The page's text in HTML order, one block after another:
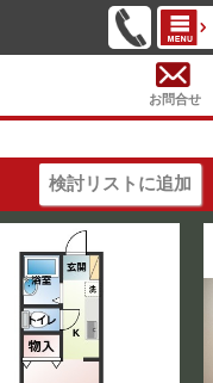
お問合せ
検討リストに追加